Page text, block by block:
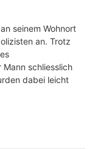
seinem Wohnort
an. Trotz
schliesslich
dabei leicht